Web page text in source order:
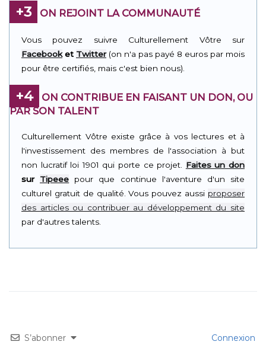
+3 ON REJOINT LA COMMUNAUTÉ
Vous pouvez suivre Culturellement Vôtre sur
Facebooket Twitter(on n'a pas payé 8 euros par mois
pour être certifiés, mais c'est bien nous).
+4
ON CONTRIBUE EN FAISANT UN DON, OU
PAR SON TALENT
Culturellement Vôtre existe grâce à vos lectures et à
l'investissement des membres de l'association à but
non lucratif loi 1901 qui porte ce projet. Faites un don
sur Tipeee pour que continue l'aventure d'un site
culturel gratuit de qualité. Vous pouvez aussi proposer
des articles ou contribuer au développement du site
par d'autres talents.
S’abonner Connexion